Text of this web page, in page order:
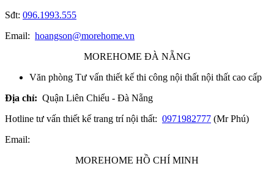
Sđt: 096.1993.555
Email: hoangson@morehome.vn
MOREHOME ĐÀ NẴNG
Văn phòng Tư vấn thiết kế thi công nội thất nội thất cao cấp
Địa chỉ: Quận Liên Chiểu - Đà Nẵng
Hotline tư vấn thiết kế trang trí nội thất: 0971982777 (Mr Phú)
Email:
MOREHOME HỒ CHÍ MINH